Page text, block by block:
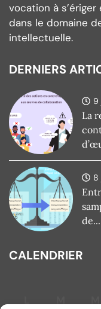
vocation à
dans le domaine
intellectuelle.
DERNIERS
9
La
8
de...
CALENDRIER